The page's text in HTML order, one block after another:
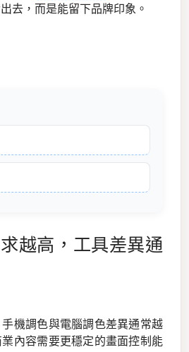
去，而是能留下品牌印象。
越高，工具差異通
機調色與電腦調色差異通常越
內容需要更穩定的畫面控制能